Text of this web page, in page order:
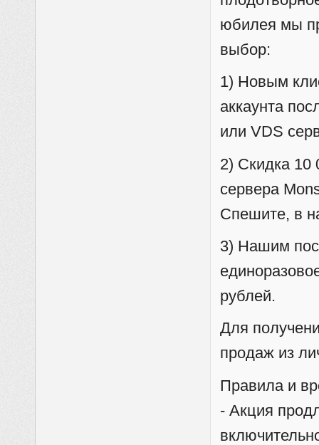
юбилея мы
выбор:
1) Новым
аккаунта
или VDS
2) Скидка 10
сервера
Спешите, в
3) Нашим
рублей.
Для
продаж из
Правила и
- Акция